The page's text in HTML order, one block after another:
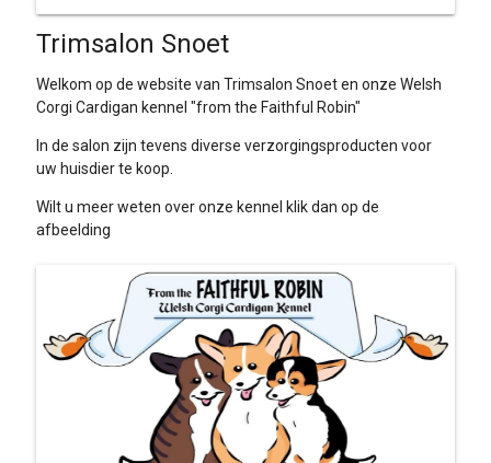
Trimsalon Snoet
Welkom op de website van Trimsalon Snoet en onze Welsh
Corgi Cardigan kennel "from the Faithful Robin"
In de salon zijn tevens diverse verzorgingsproducten voor
uw huisdier te koop.
Wilt u meer weten over onze kennel klik dan op de
afbeelding